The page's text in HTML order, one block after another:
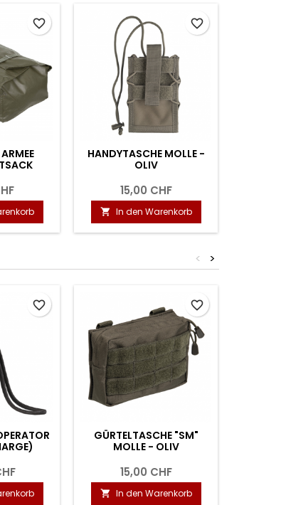
favorite_border
HANDYTASCHE MOLLE -
OLIV
15,00 CHF
 In den Warenkorb
favorite_border
>
<
favorite_border
GÜRTELTASCHE "SM"
MOLLE - OLIV
15,00 CHF
 In den Warenkorb
favorite_border